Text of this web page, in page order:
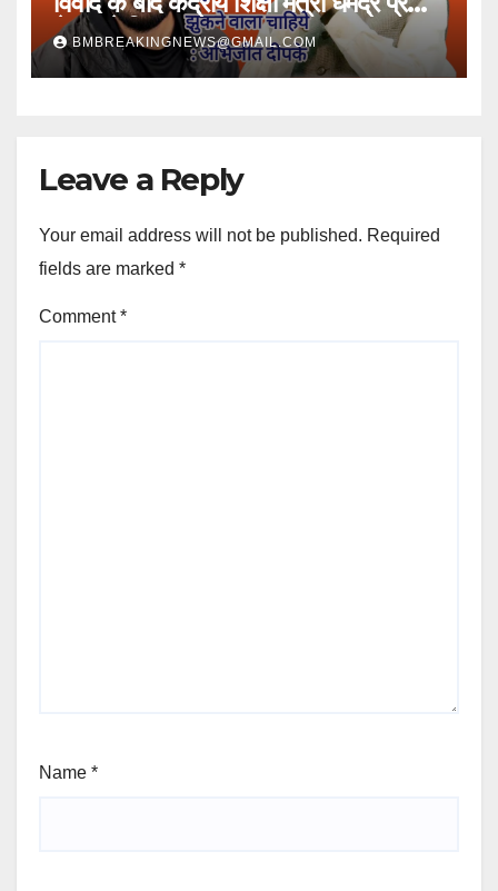
ने पद से दिया त्यागपत्र
BMBREAKINGNEWS@GMAIL.COM
Leave a Reply
Your email address will not be published. Required
fields are marked *
Comment*
Name *